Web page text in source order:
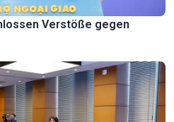
Verstöße gegen